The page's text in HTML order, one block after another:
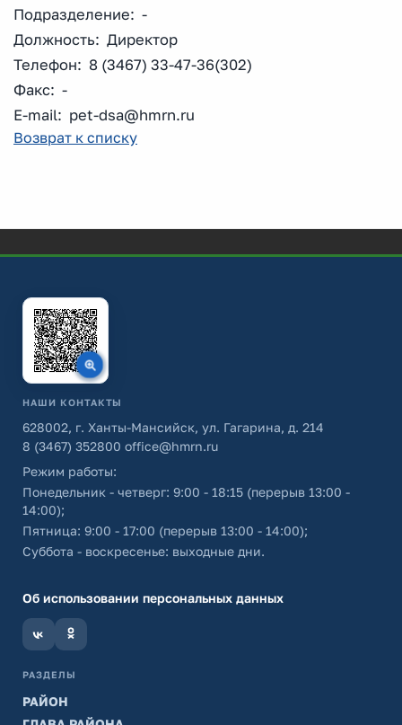
Подразделение: -
Должность: Директор
Телефон: 8 (3467) 33-47-36(302)
Факс: -
E-mail: pet-dsa@hmrn.ru
Возврат к списку
НАШИ КОНТАКТЫ
628002, г. Ханты-Мансийск, ул. Гагарина, д. 214
8 (3467) 352800 office@hmrn.ru
Режим работы:
Понедельник - четверг: 9:00 - 18:15 (перерыв 13:00 -
14:00);
Пятница: 9:00 - 17:00 (перерыв 13:00 - 14:00);
Суббота - воскресенье: выходные дни.
Об использовании персональных данных
РАЗДЕЛЫ
РАЙОН